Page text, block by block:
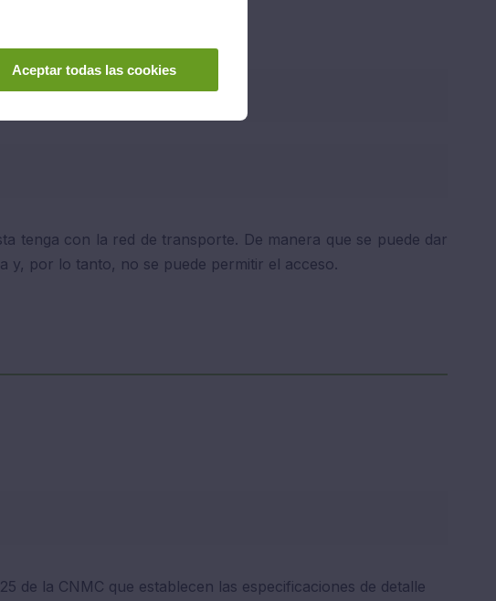
tenga con la red de transporte. De manera que se puede dar
y, por lo tanto, no se puede permitir el acceso.
de la CNMC que establecen las especificaciones de detalle
Aceptar todas las cookies